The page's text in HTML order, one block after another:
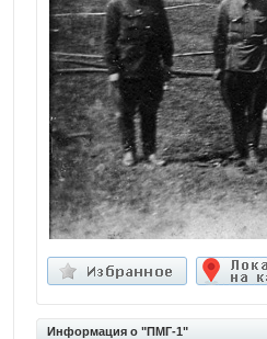
Информация о "ПМГ-1"